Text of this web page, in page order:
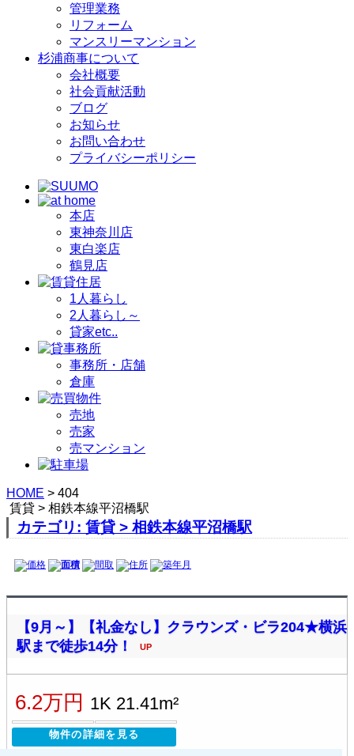
管理業務
リフォーム
マンスリーマンション
杉浦商事について
会社概要
社会貢献活動
ブログ
お知らせ
お問い合わせ
プライバシーポリシー
本店
東神奈川店
東白楽店
鶴見店
1人暮らし
2人暮らし～
貸家etc..
事務所・店舗
倉庫
売地
売家
売マンション
HOME > 404
賃貸 > 相鉄本線平沼橋駅
カテゴリ: 賃貸 > 相鉄本線平沼橋駅
価格 面積 間取 住所 築年月
【9月～】【礼金なし】クラウンズ・ビラ204★横浜
駅まで徒歩14分！
UP
6.2万円 1K 21.41m²
物件の詳細を見る